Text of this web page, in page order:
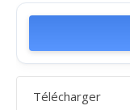
Télécharger